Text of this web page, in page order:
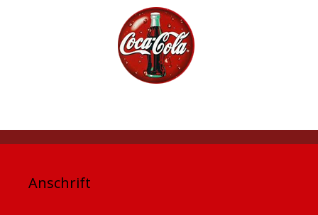
Anschrift